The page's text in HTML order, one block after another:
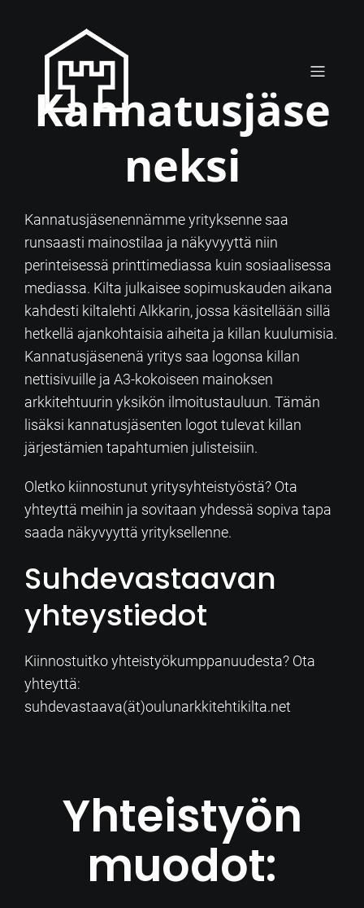
Kannatusjäse
neksi
Kannatusjäsenennämme yrityksenne saa
runsaasti mainostilaa ja näkyvyyttä niin
perinteisessä printtimediassa kuin sosiaalisessa
mediassa. Kilta julkaisee sopimuskauden aikana
kahdesti kiltalehti Alkkarin, jossa käsitellään sillä
hetkellä ajankohtaisia aiheita ja killan kuulumisia.
Kannatusjäsenenä yritys saa logonsa killan
nettisivuille ja A3-kokoiseen mainoksen
arkkitehtuurin yksikön ilmoitustauluun. Tämän
lisäksi kannatusjäsenten logot tulevat killan
järjestämien tapahtumien julisteisiin.
Oletko kiinnostunut yritysyhteistyöstä? Ota
yhteyttä meihin ja sovitaan yhdessä sopiva tapa
saada näkyvyyttä yrityksellenne.
Suhdevastaavan
yhteystiedot
Kiinnostuitko yhteistyökumppanuudesta? Ota
yhteyttä:
suhdevastaava(ät)oulunarkkitehtikilta.net
Yhteistyön
muodot: